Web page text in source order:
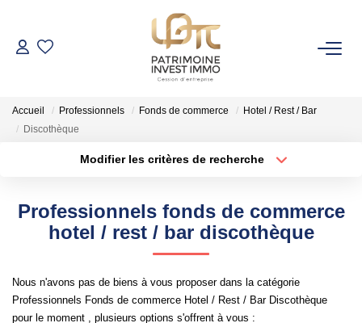
NOS BIENS
VENDRE
GESTION DE PATRIMOINE
Accueil Professionnels Fonds de commerce
Hotel / Rest / Bar
Discothèque
Modifier les critères de recherche
Surface min Budget max
Créer une alerte
Professionnels fonds de commerce
hotel / rest / bar discothèque
Nous n'avons pas de biens à vous proposer dans la catégorie
Professionnels Fonds de commerce Hotel / Rest / Bar Discothèque
pour le moment , plusieurs options s'offrent à vous :